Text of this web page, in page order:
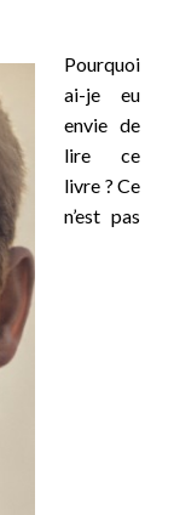
Pourquoi
ai-je eu
envie de
lire ce
livre ? Ce
n’est pas